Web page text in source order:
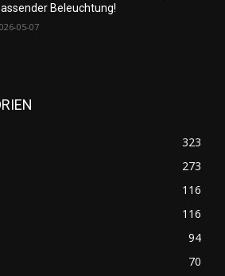
Beleuchtung!
05-07
323
273
116
116
94
70